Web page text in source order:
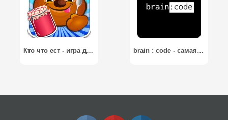
Кто что ест - игра для малышей brain : code - самая сложная логическая игра